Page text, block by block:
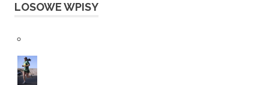
LOSOWE WPISY